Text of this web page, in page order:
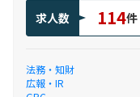
求人数 114件
法務・知財
広報・IR